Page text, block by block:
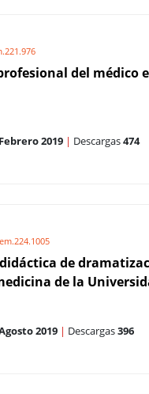
del médico
Febrero 2019 | Descargas474
de
de la
2019 | Descargas396